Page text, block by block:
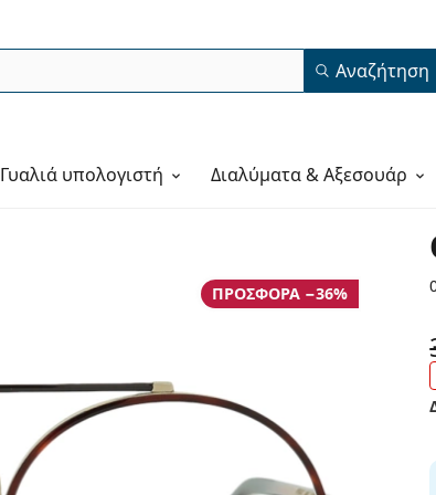
Αναζήτηση
Γυαλιά υπολογιστή Διαλύματα & Αξεσουάρ
ΠΡΟΣΦΟΡΆ −36%